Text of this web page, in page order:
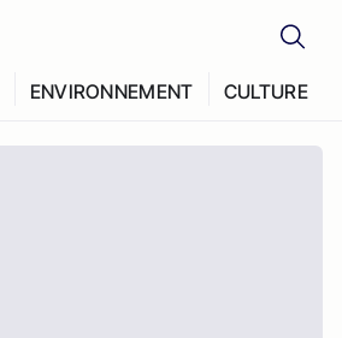
ENVIRONNEMENT CULTURE